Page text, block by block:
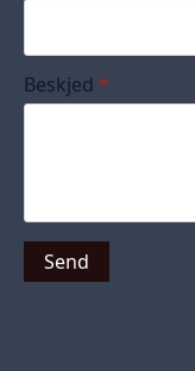
Beskjed *
Send